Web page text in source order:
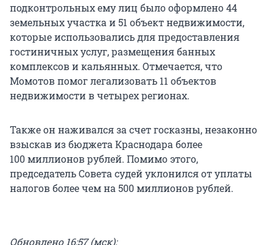
подконтрольных ему лиц было оформлено 44
земельных участка и 51 объект недвижимости,
которые использовались для предоставления
гостиничных услуг, размещения банных
комплексов и кальянных. Отмечается, что
Момотов помог легализовать 11 объектов
недвижимости в четырех регионах.
Также он наживался за счет госказны, незаконно
взыскав из бюджета Краснодара более
100 миллионов рублей. Помимо этого,
председатель Совета судей уклонился от уплаты
налогов более чем на 500 миллионов рублей.
Обновлено 16:57 (мск):